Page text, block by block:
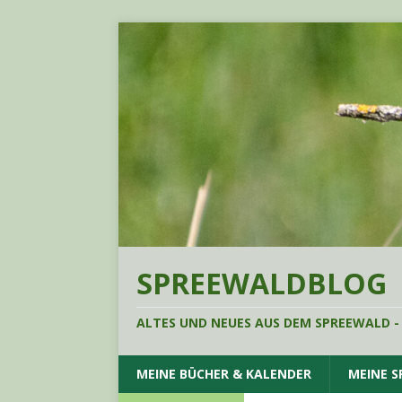
SPREEWALDBLOG
ALTES UND NEUES AUS DEM SPREEWALD
MEINE BÜCHER & KALENDER MEINE